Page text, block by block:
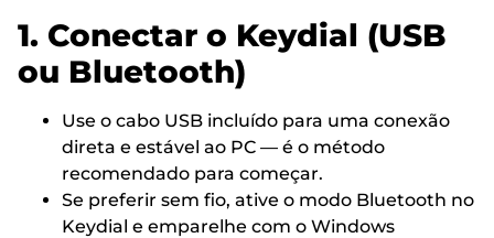
1. Conectar o Keydial (USB
ou Bluetooth)
Use o cabo USB incluído para uma conexão
direta e estável ao PC — é o método
recomendado para começar.
Se preferir sem fio, ative o modo Bluetooth no
Keydial e emparelhe com o Windows